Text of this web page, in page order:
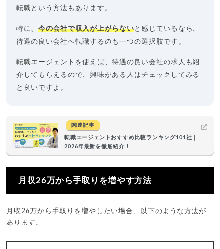
転職という方法もあります。
特に、今の会社で収入が上がらないと感じているなら、
待遇の良い会社へ転職するのも一つの選択肢です。
転職エージェントを使えば、待遇の良い会社の求人も紹
介してもらえるので、興味がある人はチェックしてみる
と良いですよ。
関連記事
転職エージェントおすすめ比較ランキング101社｜
2026年最新を徹底紹介！
月収26万から手取りを増やす方法
月収26万から手取りを増やしたい場合、以下のような方法が
あります。